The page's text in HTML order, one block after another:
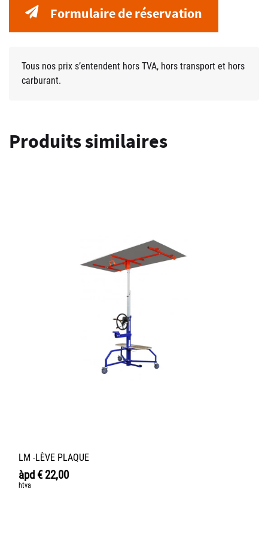
Formulaire de réservation
Tous nos prix s’entendent hors TVA, hors transport et hors
carburant.
Produits similaires
LM -LÈVE PLAQUE
àpd €22,00
htva